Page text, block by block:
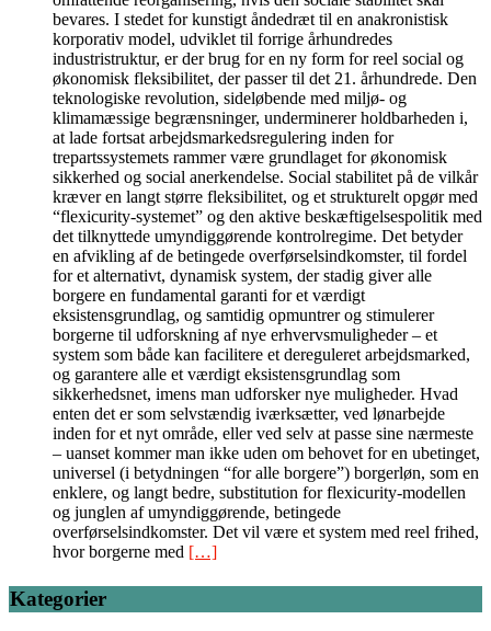
bevares. I stedet for kunstigt åndedræt til en anakronistisk
korporativ model, udviklet til forrige århundredes
industristruktur, er der brug for en ny form for reel social og
økonomisk fleksibilitet, der passer til det 21. århundrede. Den
teknologiske revolution, sideløbende med miljø- og
klimamæssige begrænsninger, underminerer holdbarheden i,
at lade fortsat arbejdsmarkedsregulering inden for
trepartssystemets rammer være grundlaget for økonomisk
sikkerhed og social anerkendelse. Social stabilitet på de vilkår
kræver en langt større fleksibilitet, og et strukturelt opgør med
“flexicurity-systemet” og den aktive beskæftigelsespolitik med
det tilknyttede umyndiggørende kontrolregime. Det betyder
en afvikling af de betingede overførselsindkomster, til fordel
for et alternativt, dynamisk system, der stadig giver alle
borgere en fundamental garanti for et værdigt
eksistensgrundlag, og samtidig opmuntrer og stimulerer
borgerne til udforskning af nye erhvervsmuligheder – et
system som både kan facilitere et dereguleret arbejdsmarked,
og garantere alle et værdigt eksistensgrundlag som
sikkerhedsnet, imens man udforsker nye muligheder. Hvad
enten det er som selvstændig iværksætter, ved lønarbejde
inden for et nyt område, eller ved selv at passe sine nærmeste
– uanset kommer man ikke uden om behovet for en ubetinget,
universel (i betydningen “for alle borgere”) borgerløn, som en
enklere, og langt bedre, substitution for flexicurity-modellen
og junglen af umyndiggørende, betingede
overførselsindkomster. Det vil være et system med reel frihed,
hvor borgerne med […]
Kategorier